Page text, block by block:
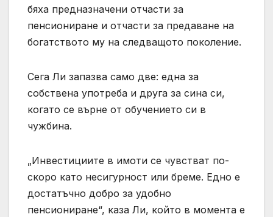
бяха предназначени отчасти за
пенсиониране и отчасти за предаване на
богатството му на следващото поколение.
Сега Ли запазва само две: една за
собствена употреба и друга за сина си,
когато се върне от обучението си в
чужбина.
„Инвестициите в имоти се чувстват по-
скоро като несигурност или бреме. Едно е
достатъчно добро за удобно
пенсиониране“, каза Ли, който в момента е